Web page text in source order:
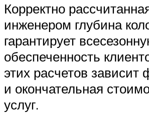
Корректно
инженером глубина
гарантирует
обеспеченность
этих расчетов зависит
и окончательная
услуг.